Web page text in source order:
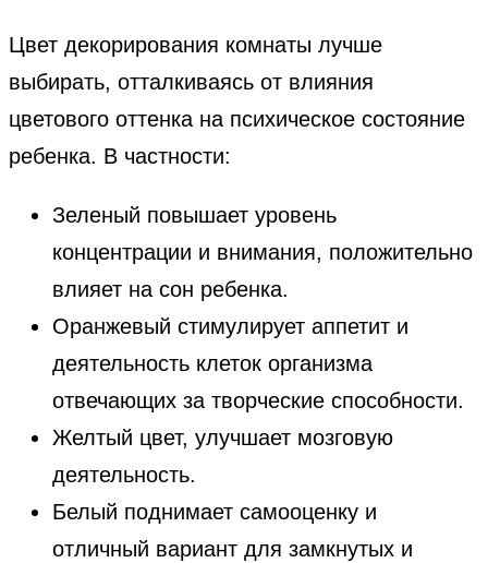
Цвет декорирования комнаты лучше
выбирать, отталкиваясь от влияния
цветового оттенка на психическое состояние
ребенка. В частности:
Зеленый повышает уровень
концентрации и внимания, положительно
влияет на сон ребенка.
Оранжевый стимулирует аппетит и
деятельность клеток организма
отвечающих за творческие способности.
Желтый цвет, улучшает мозговую
деятельность.
Белый поднимает самооценку и
отличный вариант для замкнутых и